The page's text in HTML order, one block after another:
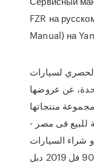
FZR на
Manual) на
لسيارات
عن عروضها
منتجاتها
للبيع فى مصر -
شراء السيارات
المستعملة في مصر فولفو اكس سي 90 فل 2019 دبل